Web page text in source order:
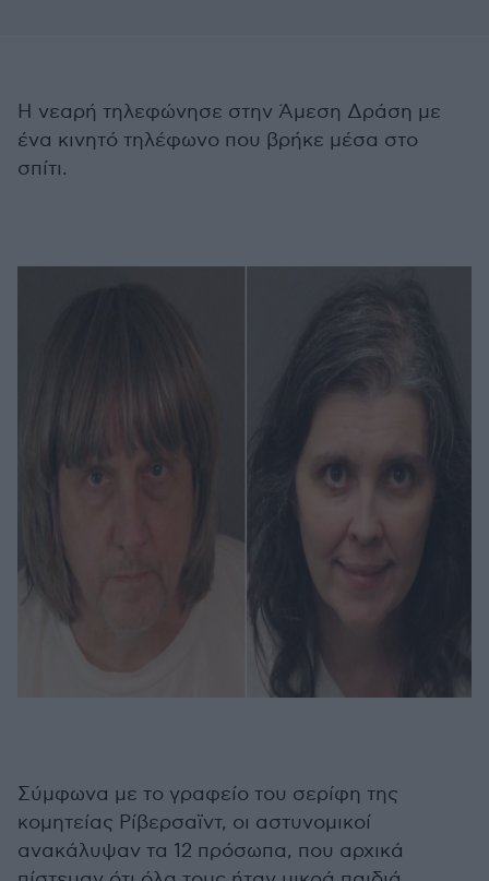
Η νεαρή τηλεφώνησε στην Άμεση Δράση με
ένα κινητό τηλέφωνο που βρήκε μέσα στο
σπίτι.
Σύμφωνα με το γραφείο του σερίφη της
κομητείας Ρίβερσαϊντ, οι αστυνομικοί
ανακάλυψαν τα 12 πρόσωπα, που αρχικά